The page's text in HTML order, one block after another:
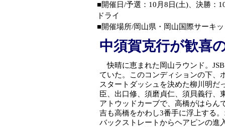
■開催日/予選：10月8日(土)、決勝
ドライ
■開催場所/岡山県・岡山国際サーキ
中須賀克行が歓喜
快晴に恵まれた岡山ラウンド。
ていた。このコンディションの下、
スタートダッシュを決めた柳川明だ
臣、出口修、須磨貞仁、須貝義行、
アトウッドカーブで、高橋がはらん
吉も高橋をかわし3番手に浮上する
バックストレートからヘアピンの進